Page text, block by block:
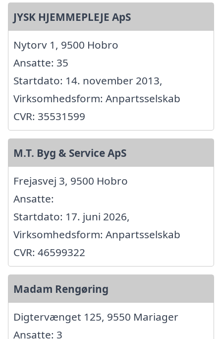
JYSK HJEMMEPLEJE ApS
Nytorv 1, 9500 Hobro
Ansatte: 35
Startdato: 14. november 2013,
Virksomhedsform: Anpartsselskab
CVR: 35531599
M.T. Byg & Service ApS
Frejasvej 3, 9500 Hobro
Ansatte:
Startdato: 17. juni 2026,
Virksomhedsform: Anpartsselskab
CVR: 46599322
Madam Rengøring
Digtervænget 125, 9550 Mariager
Ansatte: 3